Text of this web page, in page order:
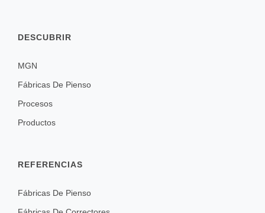
DESCUBRIR
MGN
Fábricas De Pienso
Procesos
Productos
REFERENCIAS
Fábricas De Pienso